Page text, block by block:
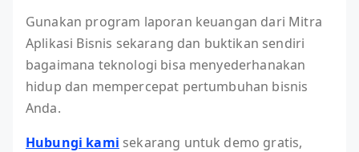
Gunakan program laporan keuangan dari Mitra
Aplikasi Bisnis sekarang dan buktikan sendiri
bagaimana teknologi bisa menyederhanakan
hidup dan mempercepat pertumbuhan bisnis
Anda.
Hubungi kami sekarang untuk demo gratis,